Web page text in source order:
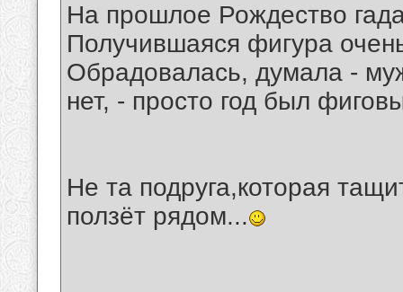
На прошлое Рождество
Получившаяся фигура
Обрадовалась, думала -
нет, - просто год был
Не та подруга,которая
ползёт рядом...